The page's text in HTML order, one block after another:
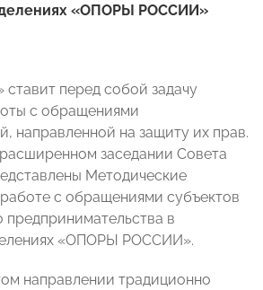
«ОПОРЫ РОССИИ»
перед собой задачу
с обращениями
направленной на защиту их прав.
заседании Совета
Методические
с обращениями субъектов
предпринимательства в
«ОПОРЫ РОССИИ».
направлении традиционно